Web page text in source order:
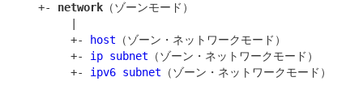
    +-
network （ゾーンモード）
         +-
host （ゾーン・ネットワークモード）
         +-
ip subnet （ゾーン・ネットワークモード）
         +-
ipv6 subnet